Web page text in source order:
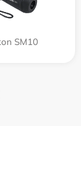
SM10